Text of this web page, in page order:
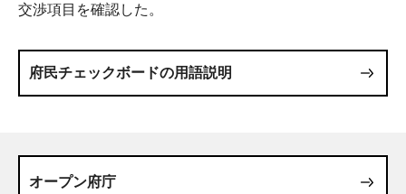
交渉項目を確認した。
府民チェックボードの用語説明
オープン府庁